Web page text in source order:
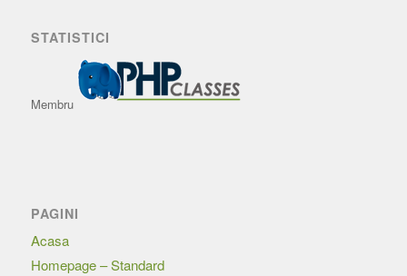
STATISTICI
Membru
PAGINI
Acasa
Homepage – Standard